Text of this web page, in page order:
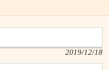
2019/12/18